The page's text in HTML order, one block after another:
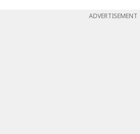
ADVERTISEMENT